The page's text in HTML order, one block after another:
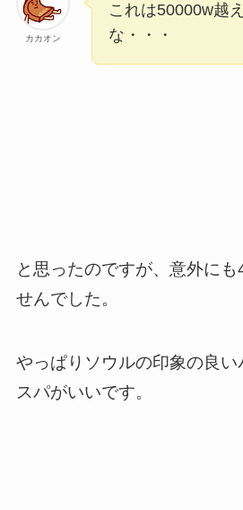
カカオン
これは50000w越
な・・・
と思ったのですが、意外に
せんでした。
やっぱりソウルの印象の良い
スパがいいです。